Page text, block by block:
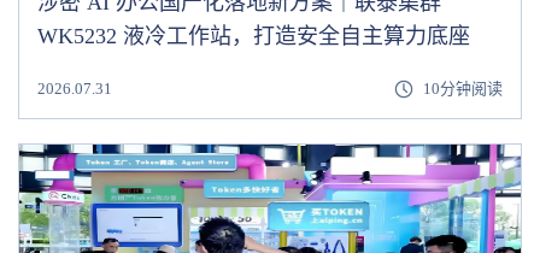
WK5232 液冷工作站，打造安全自主算力底座
2026.07.31 10分钟阅读